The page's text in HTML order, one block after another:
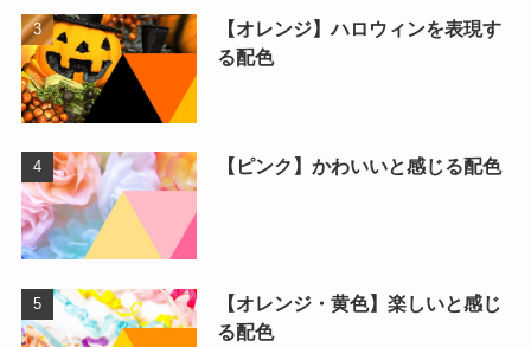
【オレンジ】ハロウィンを表現す
る配色
【ピンク】かわいいと感じる配色
【オレンジ・黄色】楽しいと感じ
る配色